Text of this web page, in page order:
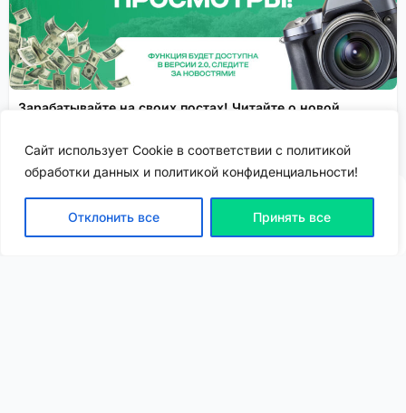
Сайт использует Cookie в соответствии с политикой
обработки данных и политикой конфиденциальности!
Отклонить все Принять все
Зарабатывайте на своих постах! Читайте о новой
ВХОД | РЕГИСТРАЦИЯ